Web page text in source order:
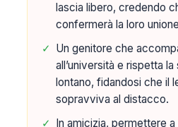
lascia libero, credendo
confermerà la loro
✓ Un genitore che
all’università e rispetta
lontano, fidandosi che il
sopravviva al distacco.
✓ In amicizia, permettere